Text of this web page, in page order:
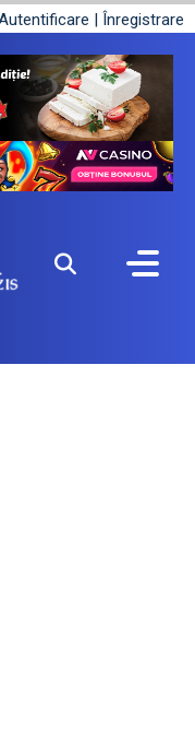
| Înregistrare